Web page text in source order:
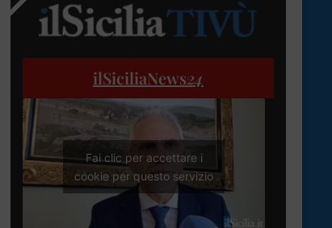
ilSiciliaNews24
Fai clic per accettare i
cookie per questo servizio